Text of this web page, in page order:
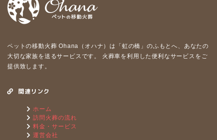
ペットの移動⽕葬 Ohana（オハナ）は「虹の橋」のふもとへ、あなたの
⼤切な家族を送るサービスです。 ⽕葬⾞を利⽤した便利なサービスをご
提供致します。
関連リンク
ホーム
訪問火葬の流れ
料金・サービス
運営会社